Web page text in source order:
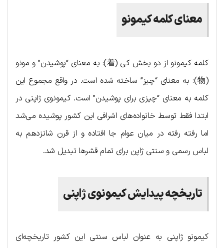
معنای کلمه کیمونو
کلمه کیمونو از دو بخش کی (着): به معنای “پوشیدن” و مونو
(物): به معنای “چیز” ساخته شده است. در واقع مجموع این
کلمه به معنای “چیزی برای پوشیدن” است. کیمونوی ژاپنی در
ابتدا فقط توسط خانواده‌های اشرافی این کشور پوشیده می‌شد
اما رفته رفته در میان عوام جا افتاده و از قرن شانزدهم به
لباس رسمی و سنتی ژاپن برای تمام قشرها تبدیل شد.
تاریخچه پیدایش کیمونوی ژاپنی
کیمونو ژاپنی به عنوان لباس سنتی این کشور تاریخچه‌ای